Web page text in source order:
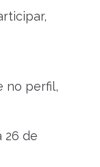
no perfil,
26 de